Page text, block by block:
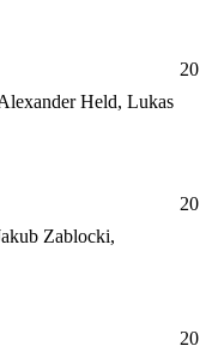
Held, Lukas
20
Zablocki,
20
20